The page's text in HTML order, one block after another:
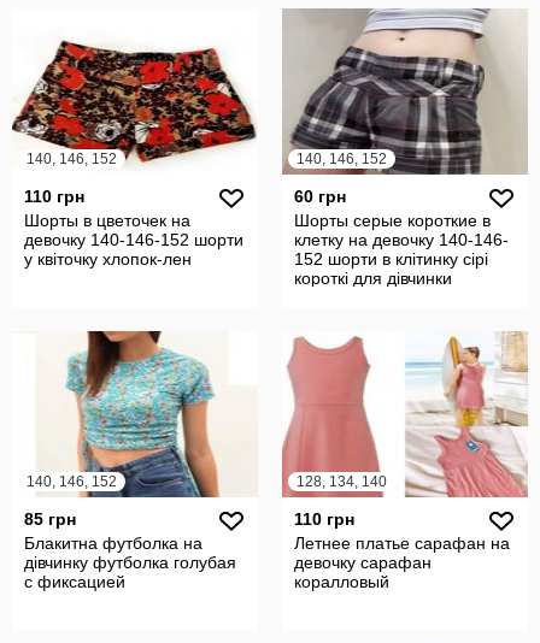
140, 146, 152
110 грн
Шорты в цветочек на
девочку 140-146-152 шорти
у квіточку хлопок-лен
140, 146, 152
60 грн
Шорты серые короткие в
клетку на девочку 140-146-
152 шорти в клітинку сірі
короткі для дівчинки
140, 146, 152
85 грн
Блакитна футболка на
дівчинку футболка голубая
с фиксацией
128, 134, 140
110 грн
Летнее платье сарафан на
девочку сарафан
коралловый